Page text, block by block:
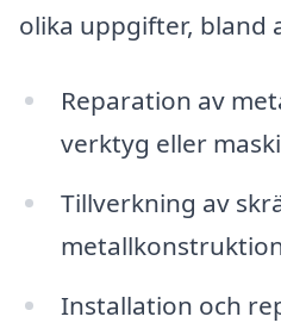
olika uppgifter, bland
Reparation av
verktyg eller
Tillverkning av
Installation och